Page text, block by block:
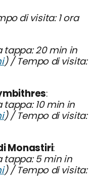
di visita: 1 ora
tappa: 20 min in
) / Tempo di visita:
10 min in
) / Tempo di visita:
Monastiri
tappa: 5 min in
) / Tempo di visita: